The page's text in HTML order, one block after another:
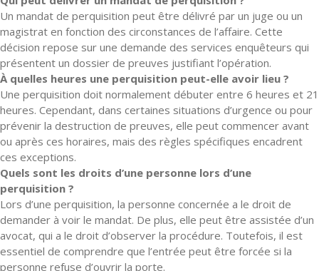
Un mandat de perquisition peut être délivré par un juge ou un
magistrat en fonction des circonstances de l’affaire. Cette
décision repose sur une demande des services enquêteurs qui
présentent un dossier de preuves justifiant l’opération.
À quelles heures une perquisition peut-elle avoir lieu ?
Une perquisition doit normalement débuter entre 6 heures et 21
heures. Cependant, dans certaines situations d’urgence ou pour
prévenir la destruction de preuves, elle peut commencer avant
ou après ces horaires, mais des règles spécifiques encadrent
ces exceptions.
Quels sont les droits d’une personne lors d’une
perquisition ?
Lors d’une perquisition, la personne concernée a le droit de
demander à voir le mandat. De plus, elle peut être assistée d’un
avocat, qui a le droit d’observer la procédure. Toutefois, il est
essentiel de comprendre que l’entrée peut être forcée si la
personne refuse d’ouvrir la porte.